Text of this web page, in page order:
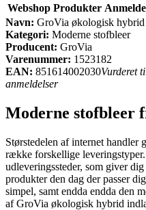
Webshop Produkter
Navn: GroVia økologisk
Kategori: Moderne stofbleer
Producent: GroVia
Varenummer: 1523182
EAN: 851614002030Vurderet
anmeldelser
Moderne stofbleer
Størstedelen af internet handler
række forskellige
udleveringssteder, som giver
produkter den dag der passer
simpel, samt endda endda den
af GroVia økologisk hybrid